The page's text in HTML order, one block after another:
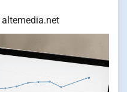
altemedia.net